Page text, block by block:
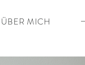
ÜBER MICH